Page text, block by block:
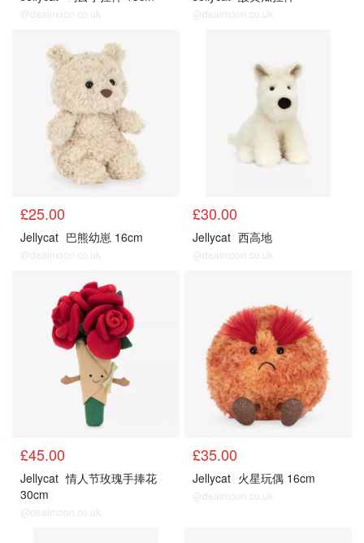
@dealmoon.co.uk @dealmoon.co.uk
£25.00
Jellycat 巴熊幼崽 16cm
@dealmoon.co.uk
£30.00
Jellycat 西高地
@dealmoon.co.uk
£45.00
Jellycat 情人节玫瑰手捧花
30cm
@dealmoon.co.uk
£35.00
Jellycat 火星玩偶 16cm
@dealmoon.co.uk